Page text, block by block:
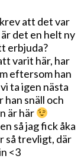
att det var
det en helt ny
erbjuda?
varit här, har
eftersom han
ta igen nästa
han snäll och
är här
så jag fick åka
så trevligt, där
<3